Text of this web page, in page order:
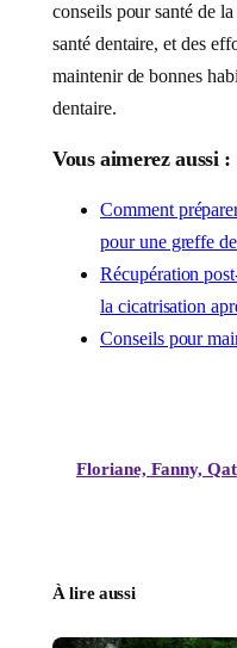
conseils pour santé de
santé dentaire, et des
maintenir de bonnes
dentaire.
Vous aimerez aussi :
Comment
pour une greffe
Récupération
la cicatrisation
Conseils pour
Floriane, Fanny,
À lire aussi